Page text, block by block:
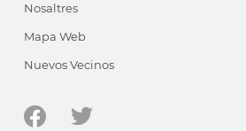
Nosaltres
Mapa Web
Nuevos Vecinos